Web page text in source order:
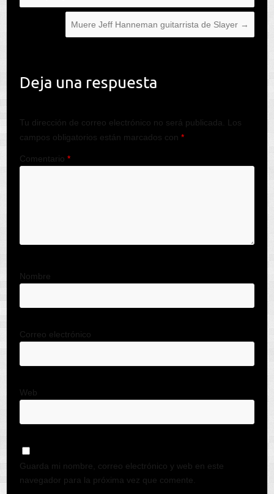
Muere Jeff Hanneman guitarrista de Slayer →
Deja una respuesta
Tu dirección de correo electrónico no será publicada.
Los
campos obligatorios están marcados con *
Comentario *
Nombre
Correo electrónico
Web
Guarda mi nombre, correo electrónico y web en este
navegador para la próxima vez que comente.